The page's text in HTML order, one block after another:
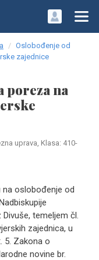
Oslobođenje od
zajednice
poreza na
uprava, Klasa: 410-
na oslobođenje od
temeljem čl.
zajednica, u
5. Zakona o
novine br.